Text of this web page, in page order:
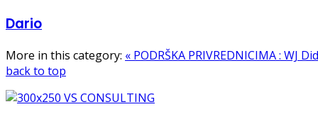
Dario
More in this category: « PODRŠKA PRIVREDNICIMA : WJ
back to top